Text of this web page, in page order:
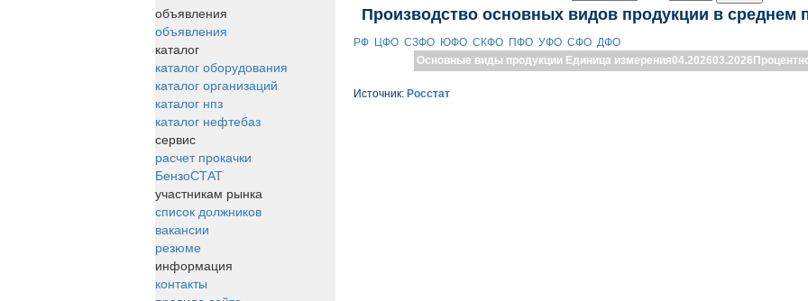
объявления
объявления
каталог
каталог оборудования
каталог организаций
каталог нпз
каталог нефтебаз
сервис
расчет прокачки
БензоСТАТ
участникам рынка
список должников
вакансии
резюме
информация
контакты
Производство основных видов продукции в среднем
РФ ЦФО СЗФО ЮФО СКФО ПФО УФО СФО ДФО
Основные виды продукции Единица измерения04.202603.2026
Источник: Росстат